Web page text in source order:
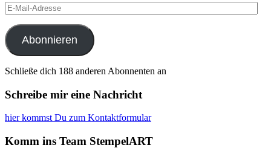
E-
Mail-
Adresse
Abonnieren
Schließe dich 188 anderen Abonnenten an
Schreibe mir eine Nachricht
hier kommst Du zum Kontaktformular
Komm ins Team StempelART